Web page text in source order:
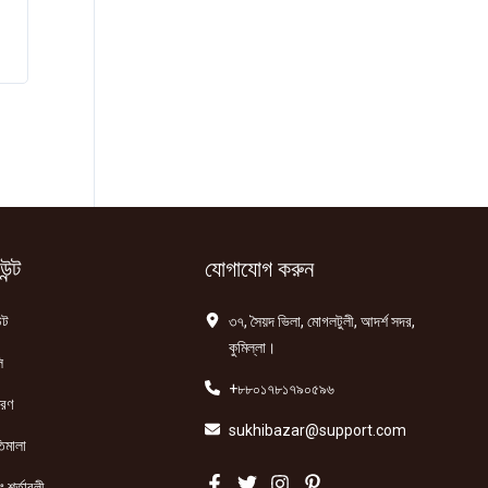
যোগাযোগ করুন
৩৭, সৈয়দ ভিলা, মোগলটুলী, আদর্শ সদর,
কুমিল্লা।
+৮৮০১৭৮১৭৯০৫৯৬
sukhibazar@support.com